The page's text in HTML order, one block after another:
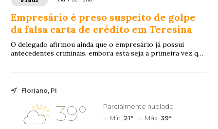
Empresário é preso suspeito de golpe
da falsa carta de crédito em Teresina
O delegado afirmou ainda que o empresário já possui
antecedentes criminais, embora esta seja a primeira vez que
Floriano, PI
39°
Parcialmente nublado
Mín. 21° Máx. 39°